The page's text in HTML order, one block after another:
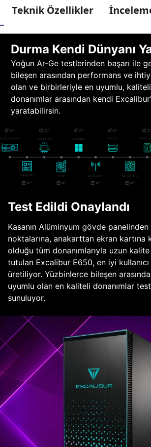
Teknik Özellikler
Durma Kendi Dünyanı
Yoğun Ar-Ge testlerinden başarı ile
bileşen arasından performans ve
olan ve birbirleriyle en uyumlu,
donanımlar arasından kendi
yaratabilirsin.
Test Edildi Onaylandı
Kasanın Alüminyum gövde panelinden
noktalarına, anakarttan ekran kartına
olduğu tüm donanımlarıyla uzun
tutulan Excalibur E650, en iyi
üretiliyor. Yüzbinlerce bileşen
uyumlu olan en kaliteli donanımlar
sunuluyor.